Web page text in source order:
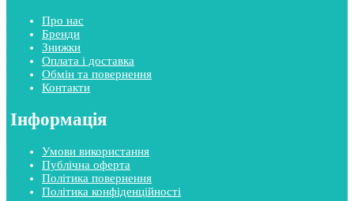
Про нас
Бренди
Знижки
Оплата і доставка
Обмін та повернення
Контакти
Інформація
Умови використання
Публічна оферта
Політика повернення
Політика конфіденційності